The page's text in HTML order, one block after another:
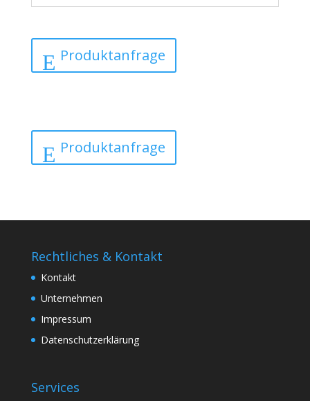
Produktanfrage
Produktanfrage
Rechtliches & Kontakt
Kontakt
Unternehmen
Impressum
Datenschutzerklärung
Services